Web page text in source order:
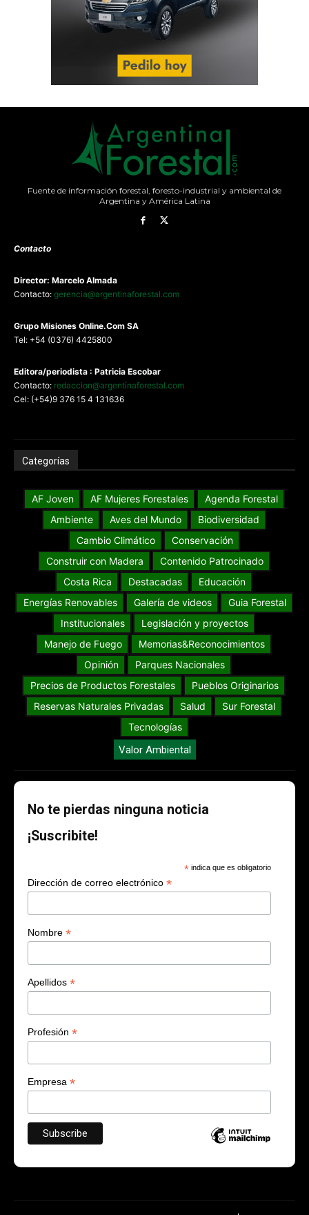
Fuente de información forestal, foresto-industrial y ambiental de
Argentina y América Latina
Contacto
Director: Marcelo Almada
Contacto: gerencia@argentinaforestal.com
Grupo Misiones Online.Com SA
Tel: +54 (0376) 4425800
Editora/periodista : Patricia Escobar
Contacto: redaccion@argentinaforestal.com
Cel: (+54)9 376 15 4 131636
Categorías
AF Joven AF Mujeres Forestales
Agenda Forestal
Ambiente
Aves del Mundo
Biodiversidad
Cambio Climático
Conservación
Construir con Madera
Contenido Patrocinado
Costa Rica
Destacadas
Educación
Energías Renovables
Galería de videos
Guia Forestal
Institucionales
Legislación y proyectos
Manejo de Fuego
Memorias&Reconocimientos
Opinión
Parques Nacionales
Precios de Productos Forestales
Pueblos Originarios
Reservas Naturales Privadas
Salud
Sur Forestal
Tecnologías
Valor Ambiental
No te pierdas ninguna noticia
¡Suscribite!
* indica que es obligatorio
Dirección de correo electrónico *
Nombre *
Apellidos *
Profesión *
Empresa *